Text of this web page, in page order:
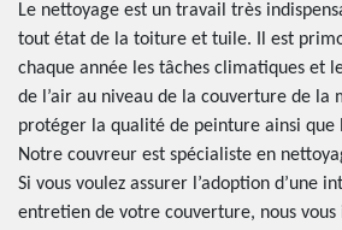
Le nettoyage est un travail très
tout état de la toiture et tuile. Il est
chaque année les tâches climatiques et
de l’air au niveau de la couverture de la
protéger la qualité de peinture ainsi que
Notre couvreur est spécialiste en
Si vous voulez assurer l’adoption d’une
entretien de votre couverture, nous vous